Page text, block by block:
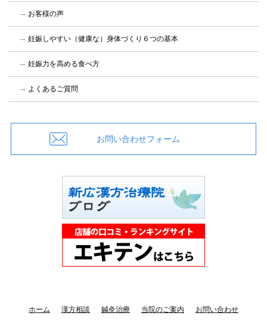
お客様の声
妊娠しやすい（健康な）身体づくり６つの基本
妊娠力を高める食べ方
よくあるご質問
お問い合わせフォーム
ホーム 漢方相談 鍼灸治療 当院のご案内 お問い合わせ